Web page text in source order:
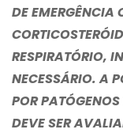
DE
RESPIRATÓRIO,
NECESSÁRIO. A
POR
DEVE SER